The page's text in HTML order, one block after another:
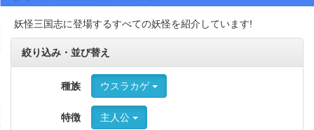
妖怪三国志に登場するすべての妖怪を紹介しています!
絞り込み・並び替え
種族 ウスラカゲ
特徴 主人公